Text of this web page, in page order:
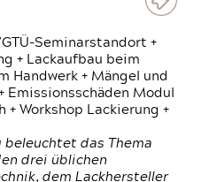
Seminarstandort +
+ Lackaufbau beim
Handwerk + Mängel und
Emissionsschäden Modul
+ Workshop Lackierung +
das Thema
drei üblichen
dem Lackhersteller